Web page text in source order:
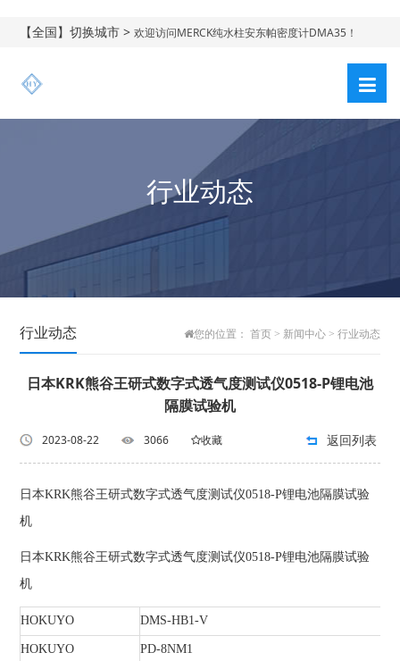
【全国】切换城市 >欢迎访问MERCK纯水柱安东帕密度计DMA35！
行业动态
行业动态 您的位置： 首页> 新闻中心> 行业动态
日本KRK熊谷王研式数字式透气度测试仪0518-P锂电池
隔膜试验机
2023-08-22 3066 收藏 返回列表
日本KRK熊谷王研式数字式透气度测试仪0518-P锂电池隔膜试验
机
日本KRK熊谷王研式数字式透气度测试仪0518-P锂电池隔膜试验
机
HOKUYO DMS-HB1-V
HOKUYO PD-8NM1